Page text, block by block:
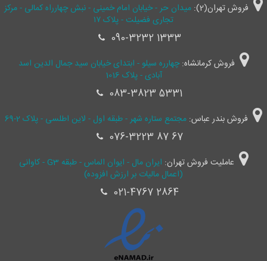
فروش تهران(2):
میدان حر - خیابان امام خمینی - نبش چهارراه کمالی - مرکز
تجاری فضیلت - پلاک ۱۷
090-3232 1333
فروش کرمانشاه:چهارره سیلو - ابتدای خیابان سید جمال ‌الدین اسد
آبادی - پلاک 1016
083-3823 5331
فروش بندر عباس: مجتمع ستاره شهر - طبقه اول - لاین اطلسی - پلاک 2-69
076-3223 87 67
عاملیت فروش تهران:
ایران مال - ایوان الماس - طبقه G3 - کاوانی
(اعمال مالیات بر ارزش افزوده)
021-4767 2864